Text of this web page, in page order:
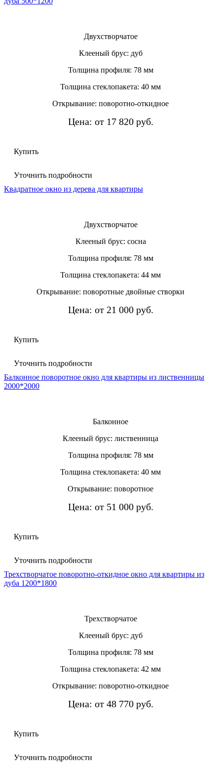
Двухстворчатое
Клееный брус: дуб
Толщина профиля: 78 мм
Толщина стеклопакета: 40 мм
Открывание: поворотно-откидное
Цена: от 17 820 руб.
Купить
Уточнить подробности
Квадратное окно из дерева для квартиры
Двухстворчатое
Клееный брус: сосна
Толщина профиля: 78 мм
Толщина стеклопакета: 44 мм
Открывание: поворотные двойные створки
Цена: от 21 000 руб.
Купить
Уточнить подробности
Балконное поворотное окно для квартиры из лиственницы
2000*2000
Балконное
Клееный брус: лиственница
Толщина профиля: 78 мм
Толщина стеклопакета: 40 мм
Открывание: поворотное
Цена: от 51 000 руб.
Купить
Уточнить подробности
Трехстворчатое поворотно-откидное окно для квартиры из
дуба 1200*1800
Трехстворчатое
Клееный брус: дуб
Толщина профиля: 78 мм
Толщина стеклопакета: 42 мм
Открывание: поворотно-откидное
Цена: от 48 770 руб.
Купить
Уточнить подробности